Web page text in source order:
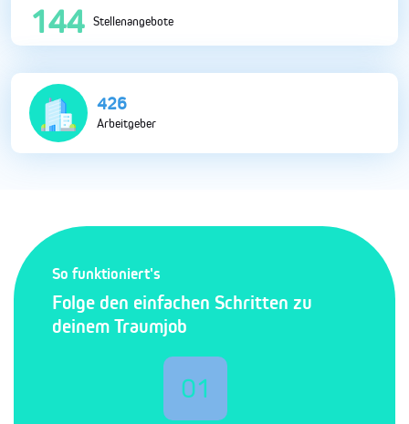
317 Stellenangebote
939
Arbeitgeber
So funktioniert's
Folge den einfachen Schritten zu
deinem Traumjob
01